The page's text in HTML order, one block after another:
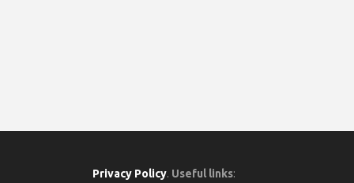
Privacy Policy. Useful links: